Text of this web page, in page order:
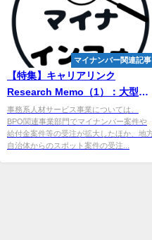
マイナンバー関連記事
【特集】キャリアリンク
Research Memo（1）：大型
BPO案件の受注拡大により、
2023年3月期 ...
事務系人材サービス事業については、
BPO関連事業部門でマイナンバー案件や
給付金案件等の受注が拡大したほか、地
自治体からのスポット案件の受注...